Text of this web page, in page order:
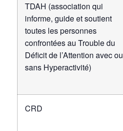
TDAH (association qui
informe, guide et soutient
toutes les personnes
confrontées au Trouble du
Déficit de l’Attention avec ou
sans Hyperactivité)
CRD